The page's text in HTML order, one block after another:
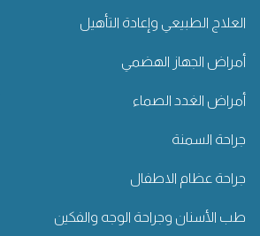
العلاج الطبيعي وإعادة التأهيل
أمراض الجهاز الهضمي
أمراض الغدد الصماء
جراحة السمنة
جراحة عظام الاطفال
طب الأسنان وجراحة الوجه والفكين